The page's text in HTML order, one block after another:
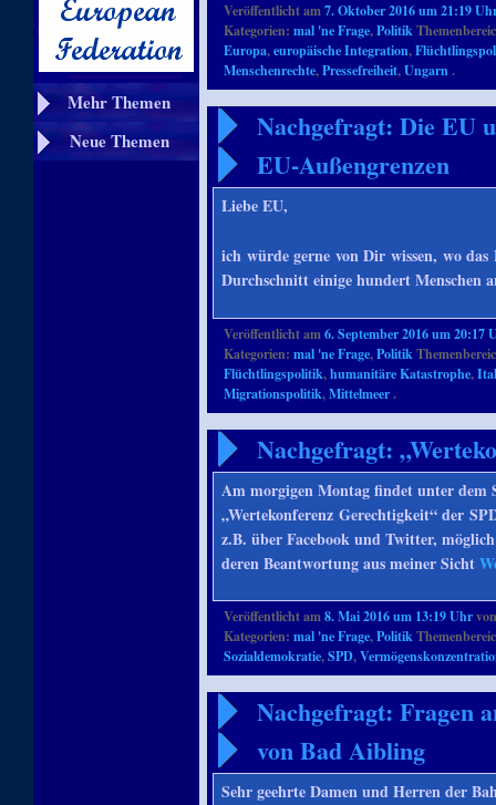
Mehr Themen
Neue Themen
Veröffentlicht am7. Oktober 2016 um 21:19
Kategorien:mal 'ne Frage,Politik
Europa,europäische Integration,
Menschenrechte,Pressefreiheit,Ungarn.
Nachgefragt: Die EU
EU-Außengrenzen
Liebe EU,
ich würde gerne von Dir wissen, wo
Durchschnitt einige hundert Menschen
Veröffentlicht am6. September 2016 um 20:17
Kategorien:mal 'ne Frage,Politik
Flüchtlingspolitik,humanitäre Katastrophe,
Migrationspolitik,Mittelmeer.
Nachgefragt:
Am morgigen Montag findet unter dem
„Wertekonferenz Gerechtigkeit“ der
z.B. über Facebook und Twitter,
deren Beantwortung aus meiner Sicht
Veröffentlicht am8. Mai 2016 um 13:19 Uhr
Kategorien:mal 'ne Frage,Politik
Sozialdemokratie,SPD,
Nachgefragt: Fragen
von Bad Aibling
Sehr geehrte Damen und Herren der